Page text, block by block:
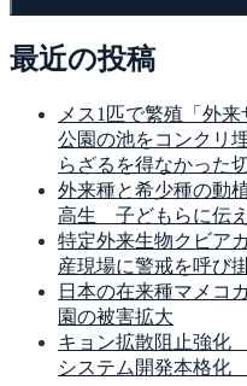
最近の投稿
メス1匹で繁殖「外
公園の池をコンクリ
らざるを得なかった
外来種と希少種の動
高生 子どもらに伝
特定外来生物クビア
産現場に警戒を呼び
日本の在来種マメコ
園の被害拡大
キョン拡散阻止強
システム開発本格化